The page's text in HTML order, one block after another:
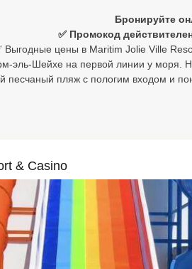
Бронируйте
✅ Промокод
Выгодные цены в Maritim Jolie Ville
эль-Шейхе на первой линии у моря.
песчаный пляж с пологим входом и
& Casino